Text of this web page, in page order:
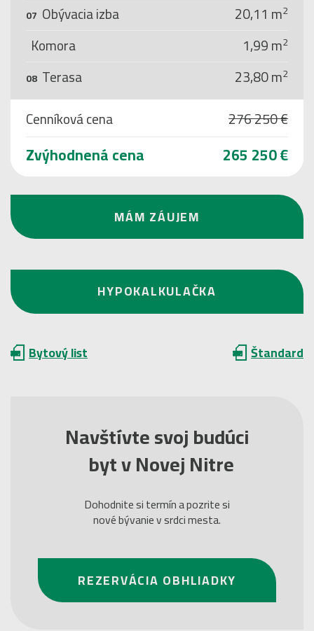
07 Obývacia izba 20,11 m2
Komora 1,99 m2
08 Terasa 23,80 m2
Cenníková cena 276 250 €
Zvýhodnená cena 265 250 €
MÁM ZÁUJEM
HYPOKALKULAČKA
Bytový list Štandard
Navštívte svoj budúci
byt v Novej Nitre
Dohodnite si termín a pozrite si
nové bývanie v srdci mesta.
REZERVÁCIA OBHLIADKY